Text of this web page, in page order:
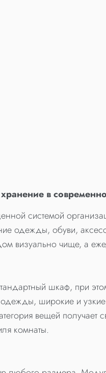
в
системой
одежды, обуви,
визуально чище, а
шкаф, при
широкие и
вещей
комнаты.